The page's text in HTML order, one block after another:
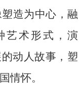
造为中心，融
艺术形式，演
动人故事，塑
情怀。